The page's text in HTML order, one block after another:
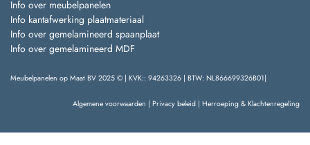
Info over meubelpanelen
Info kantafwerking plaatmateriaal
Info over gemelamineerd spaanplaat
Info over gemelamineerd MDF
Meubelpanelen op Maat BV 2025 © | KVK:: 94263326 | BTW: NL866699326B01|
Algemene voorwaarden | Privacy beleid | Herroeping & Klachtenregeling